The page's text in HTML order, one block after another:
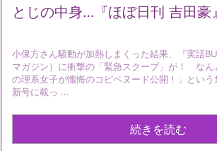
とじの中身…『ほぼ日刊 吉田豪
小保方さん騒動が加熱しまくった結果、『実話
マガジン）に衝撃の「緊急スクープ」が！ なん
の理系女子が懺悔のコピペヌード公開！」とい
新号に載っ ...
続きを読む